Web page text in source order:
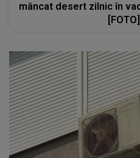
mâncat desert zilnic în
[FOTO]